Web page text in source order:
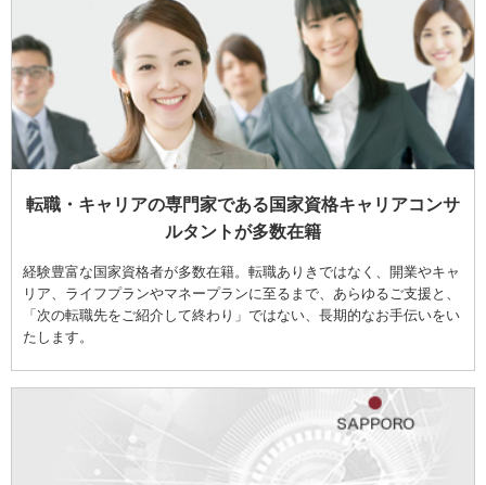
転職・キャリアの専門家である国家資格キャリアコンサ
ルタントが多数在籍
経験豊富な国家資格者が多数在籍。転職ありきではなく、開業やキャ
リア、ライフプランやマネープランに至るまで、あらゆるご支援と、
「次の転職先をご紹介して終わり」ではない、長期的なお手伝いをい
たします。